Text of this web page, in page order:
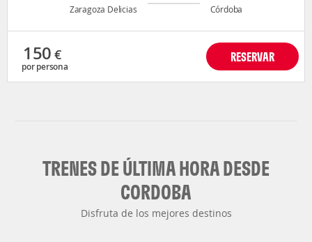
Zaragoza Delicias Córdoba
150 €
por persona
RESERVAR
TRENES DE ÚLTIMA HORA DESDE
CORDOBA
Disfruta de los mejores destinos